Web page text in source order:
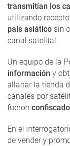
transmitían los
utilizando
país asiático sin
canal satelital.
Un equipo de la
información y
allanar la tienda
canales por
fueron
En el
de vender y